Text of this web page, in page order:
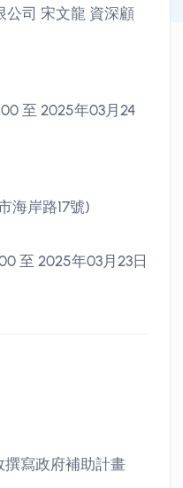
公司 宋文龍 資深顧
至 2025年03月24
海岸路17號)
至 2025年03月23日
撰寫政府補助計畫